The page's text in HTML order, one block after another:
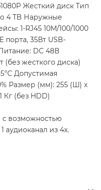
Жесткий диск Тип
4 TB Наружные
1-RJ45 10M/100/1000
порта, 35Вт USB-
DC 48В
(без жесткого диска)
Допустимая
Размер (мм): 255 (Ш) x
Кг (без HDD)
возможностью
аудиоканал из 4х.